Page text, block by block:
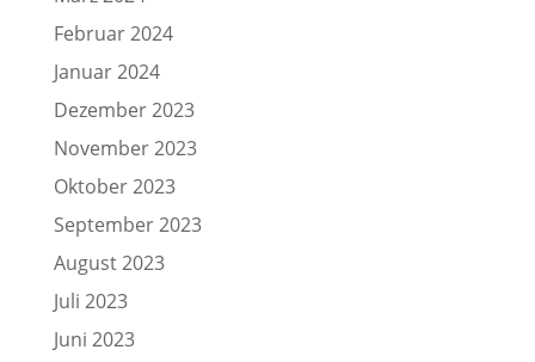
Februar 2024
Januar 2024
Dezember 2023
November 2023
Oktober 2023
September 2023
August 2023
Juli 2023
Juni 2023